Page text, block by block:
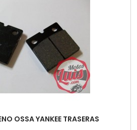
OSSA YANKEE TRASERAS